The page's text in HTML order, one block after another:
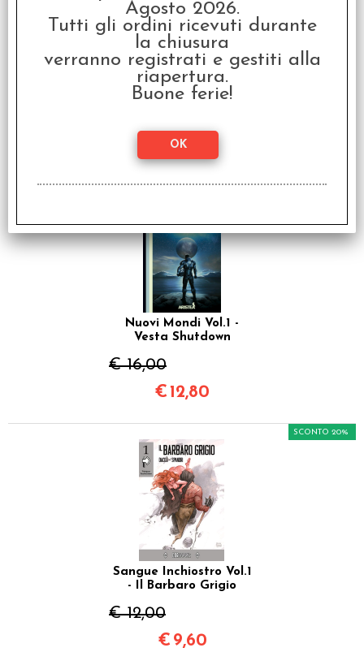
Sangue Inchiostro Vol.2
- Il Segno Rosso
9,60
Nuovi Mondi Vol.1 -
Vesta Shutdown
€ 16,00
SCONTO 20%
€ 12,80
Sangue Inchiostro Vol.1
- Il Barbaro Grigio
€ 12,00
SCONTO 20%
€ 9,60
Agosto 2026.
Tutti gli ordini ricevuti durante
la chiusura
verranno registrati e gestiti alla
riapertura.
Buone ferie!